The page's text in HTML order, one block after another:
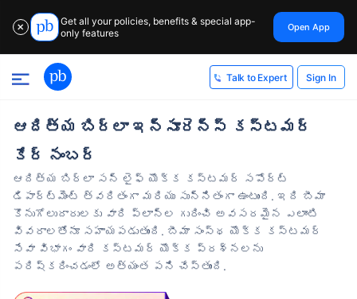
✕
Get all your policies, benefits & special app-
only features
Open App
Talk to Expert Sign In
ఆదిత్య బిర్లా ఇన్సూరెన్స్ కస్టమర్
కేర్ నంబర్
ఆదిత్య బిర్లా సన్ లైఫ్ యొక్క కస్టమర్ సపోర్ట్
డిపార్ట్‌మెంట్ త్వరితంగా మరియు సున్నితంగా ఉంటుంది. ఇది బీమా
కొనుగోలుదారులకు వారి ప్లాన్‌ల గురించి అవసరమైన ఎలాంటి
వివరాలతోనూ సహాయపడుతుంది. బీమా సంస్థ యొక్క కస్టమర్
సేవా విభాగం వారి కస్టమర్ యొక్క ప్రశ్నలను
పరిష్కరించడంలో అత్యంత పని చేస్తుంది.